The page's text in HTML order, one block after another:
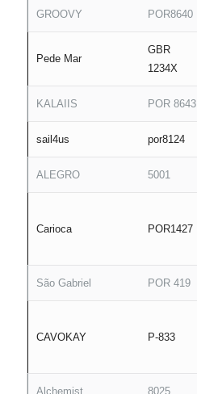
GROOVY POR8640
Pede Mar
GBR
1234X
KALAIIS POR 8643
sail4us por8124
ALEGRO 5001
Carioca POR1427
São Gabriel POR 419
CAVOKAY P-833
Alchemist 8025